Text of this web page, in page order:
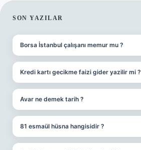
SIDEBAR
SON YAZILAR
Borsa İstanbul çalışanı memur mu ?
Kredi kartı gecikme faizi gider yazilir mi ?
Avar ne demek tarih ?
81 esmaül hüsna hangisidir ?